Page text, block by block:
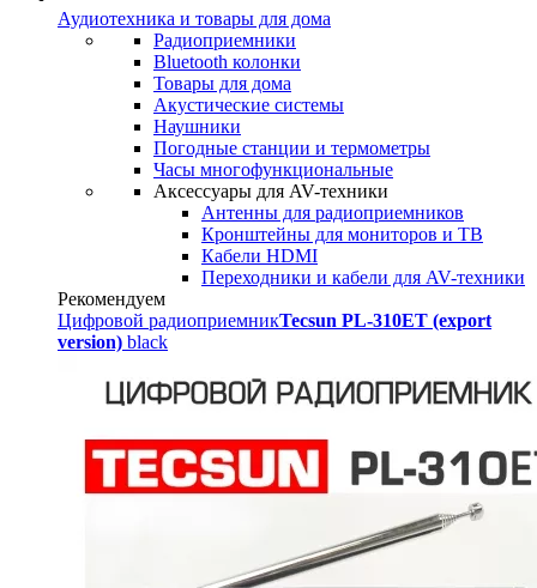
Аудиотехника и товары для дома
Радиоприемники
Bluetooth колонки
Товары для дома
Акустические системы
Наушники
Погодные станции и термометры
Часы многофункциональные
Аксессуары для AV-техники
Антенны для радиоприемников
Кронштейны для мониторов и ТВ
Кабели HDMI
Переходники и кабели для AV-техники
Рекомендуем
Цифровой радиоприемникTecsun PL-310ET (export
version) black